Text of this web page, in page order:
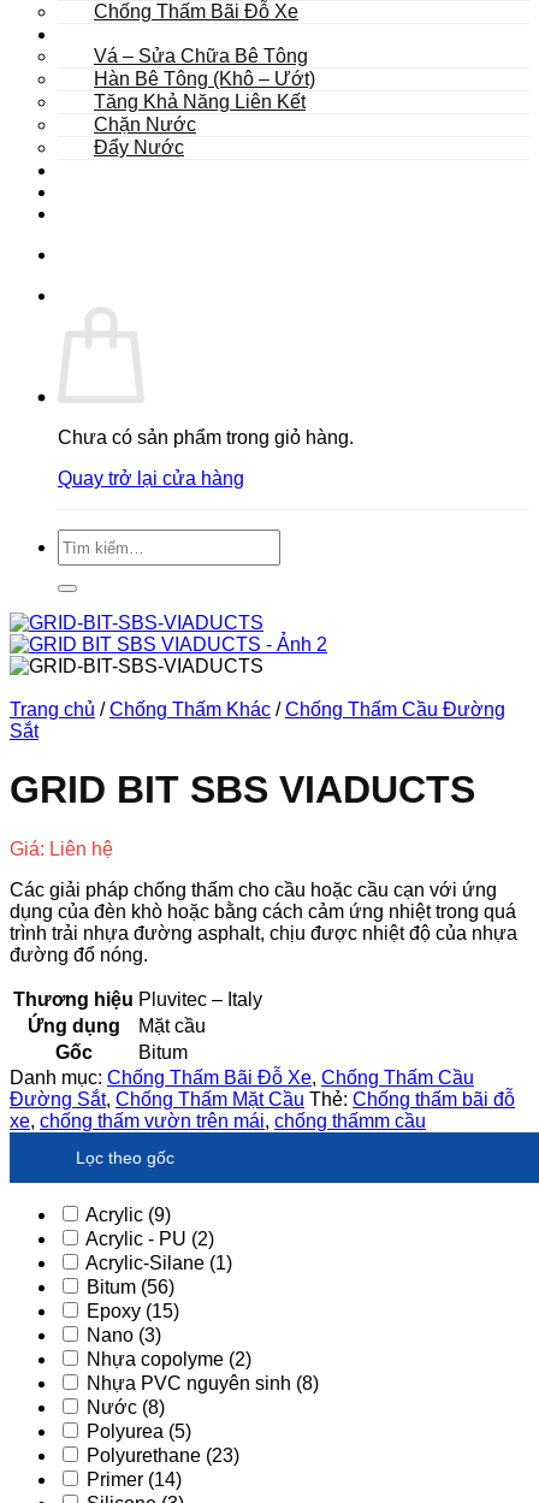
Chống Thấm Bãi Đỗ Xe
Vá – Sửa Chữa Bê Tông
Hàn Bê Tông (Khô – Ướt)
Tăng Khả Năng Liên Kết
Chặn Nước
Đẩy Nước
Chưa có sản phẩm trong giỏ hàng.
Quay trở lại cửa hàng
Tìm
kiếm:
Trang chủ / Chống Thấm Khác / Chống Thấm Cầu Đường
Sắt
GRID BIT SBS VIADUCTS
Giá: Liên hệ
Các giải pháp chống thấm cho cầu hoặc cầu cạn với ứng
dụng của đèn khò hoặc bằng cách cảm ứng nhiệt trong quá
trình trải nhựa đường asphalt, chịu được nhiệt độ của nhựa
đường đổ nóng.
Thương hiệu Pluvitec – Italy
Ứng dụng
Mặt cầu
Gốc
Bitum
Danh mục: Chống Thấm Bãi Đỗ Xe, Chống Thấm Cầu
Đường Sắt, Chống Thấm Mặt Cầu Thẻ: Chống thấm bãi đỗ
xe, chống thấm vườn trên mái, chống thấmm cầu
Lọc theo gốc
Acrylic (9)
Acrylic - PU (2)
Acrylic-Silane (1)
Bitum (56)
Epoxy (15)
Nano (3)
Nhựa copolyme (2)
Nhựa PVC nguyên sinh (8)
Nước (8)
Polyurea (5)
Polyurethane (23)
Primer (14)